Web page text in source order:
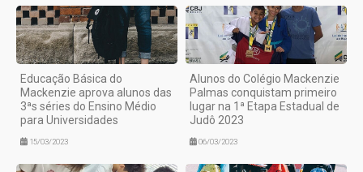
Educação Básica do
Mackenzie aprova alunos das
3ªs séries do Ensino Médio
para Universidades
15/03/2023
Alunos do Colégio Mackenzie
Palmas conquistam primeiro
lugar na 1ª Etapa Estadual de
Judô 2023
06/03/2023